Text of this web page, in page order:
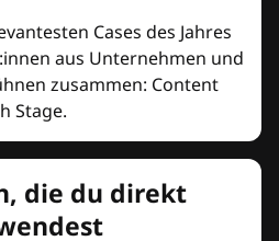
Cases des Jahres
aus Unternehmen und
zusammen: Content
Stage.
die du direkt